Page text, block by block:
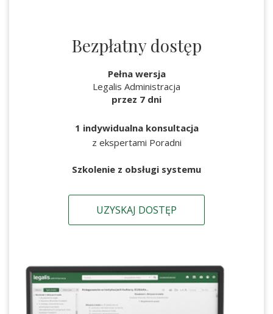
Bezpłatny dostęp
Pełna wersja
Legalis Administracja
przez 7 dni
1 indywidualna konsultacja
z ekspertami Poradni
Szkolenie z obsługi systemu
UZYSKAJ DOSTĘP